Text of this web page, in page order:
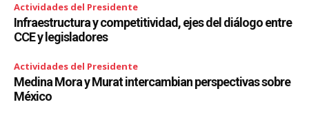
Actividades del Presidente
Infraestructura y competitividad, ejes del diálogo entre
CCE y legisladores
Actividades del Presidente
Medina Mora y Murat intercambian perspectivas sobre
México